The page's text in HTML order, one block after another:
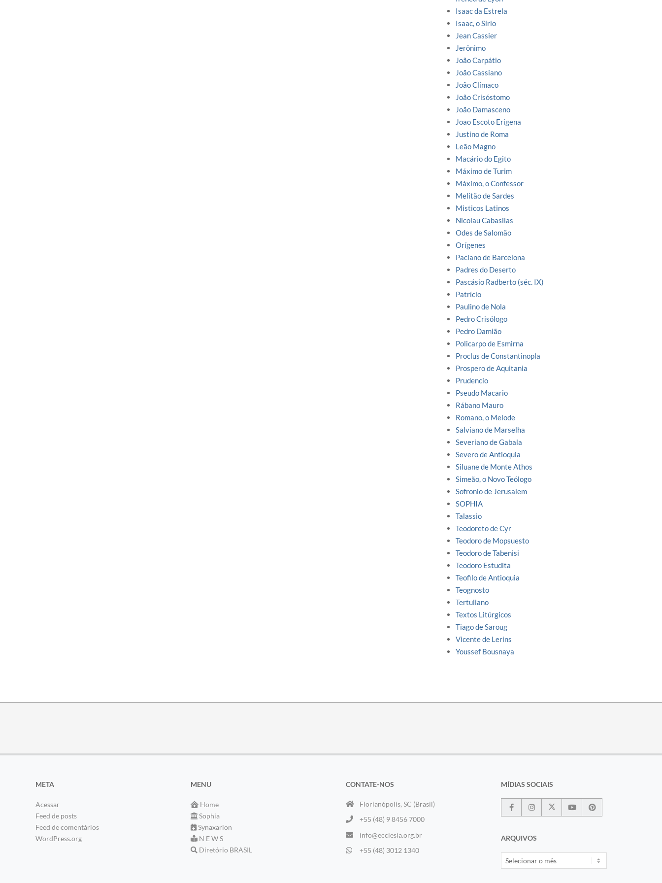
Isaac da Estrela
Isaac, o Sírio
Jean Cassier
Jerônimo
João Carpátio
João Cassiano
João Clímaco
João Crisóstomo
João Damasceno
Joao Escoto Erigena
Justino de Roma
Leão Magno
Macário do Egito
Máximo de Turim
Máximo, o Confessor
Melitão de Sardes
Misticos Latinos
Nicolau Cabasilas
Odes de Salomão
Orígenes
Paciano de Barcelona
Padres do Deserto
Pascásio Radberto (séc. IX)
Patrício
Paulino de Nola
Pedro Crisólogo
Pedro Damião
Policarpo de Esmirna
Proclus de Constantinopla
Prospero de Aquitania
Prudencio
Pseudo Macario
Rábano Mauro
Romano, o Melode
Salviano de Marselha
Severiano de Gabala
Severo de Antioquia
Siluane de Monte Athos
Simeão, o Novo Teólogo
Sofronio de Jerusalem
SOPHIA
Talassio
Teodoreto de Cyr
Teodoro de Mopsuesto
Teodoro de Tabenisi
Teodoro Estudita
Teofilo de Antioquia
Teognosto
Tertuliano
Textos Litúrgicos
Tiago de Saroug
Vicente de Lerins
Youssef Bousnaya
META
Acessar
Feed de posts
Feed de comentários
WordPress.org
MENU
Home
Sophia
Synaxarion
N E W S
Diretório BRASIL
CONTATE-NOS
Florianópolis, SC (Brasil)
+55 (48) 9 8456 7000
info@ecclesia.org.br
+55 (48) 3012 1340
MÍDIAS SOCIAIS
ARQUIVOS